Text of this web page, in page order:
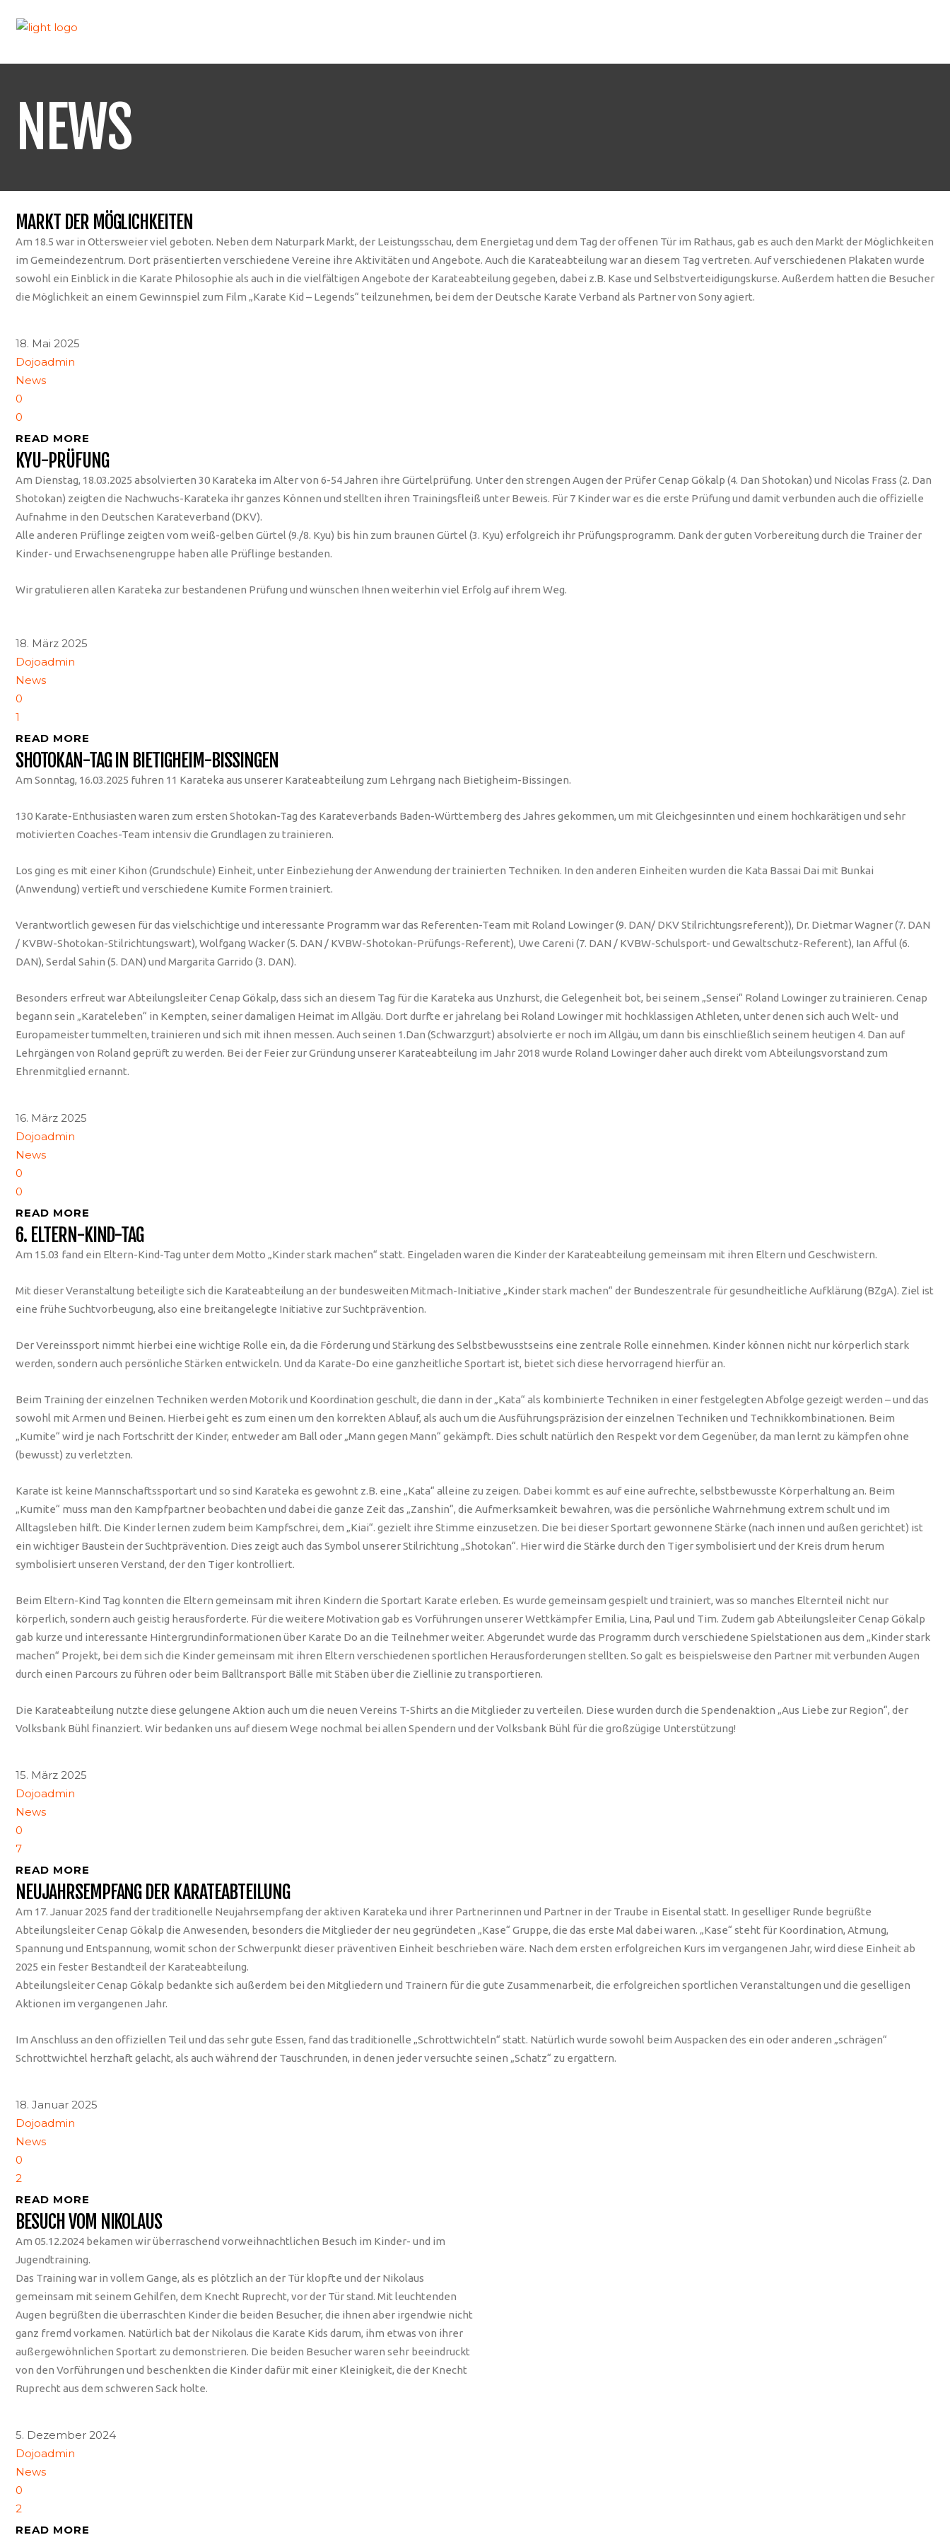
NEWS
MARKT DER MÖGLICHKEITEN
Am 18.5 war in Ottersweier viel geboten. Neben dem Naturpark Markt, der Leistungsschau, dem Energietag und dem Tag der offenen Tür im Rathaus, gab es auch den Markt der Möglichkeiten
im Gemeindezentrum. Dort präsentierten verschiedene Vereine ihre Aktivitäten und Angebote. Auch die Karateabteilung war an diesem Tag vertreten. Auf verschiedenen Plakaten wurde
sowohl ein Einblick in die Karate Philosophie als auch in die vielfältigen Angebote der Karateabteilung gegeben, dabei z.B. Kase und Selbstverteidigungskurse. Außerdem hatten die Besucher
die Möglichkeit an einem Gewinnspiel zum Film „Karate Kid – Legends“ teilzunehmen, bei dem der Deutsche Karate Verband als Partner von Sony agiert.
18. Mai 2025
Dojoadmin
News
0
0
READ MORE
KYU-PRÜFUNG
Am Dienstag, 18.03.2025 absolvierten 30 Karateka im Alter von 6-54 Jahren ihre Gürtelprüfung. Unter den strengen Augen der Prüfer Cenap Gökalp (4. Dan Shotokan) und Nicolas Frass (2. Dan
Shotokan) zeigten die Nachwuchs-Karateka ihr ganzes Können und stellten ihren Trainingsfleiß unter Beweis. Für 7 Kinder war es die erste Prüfung und damit verbunden auch die offizielle
Aufnahme in den Deutschen Karateverband (DKV).
Alle anderen Prüflinge zeigten vom weiß-gelben Gürtel (9./8. Kyu) bis hin zum braunen Gürtel (3. Kyu) erfolgreich ihr Prüfungsprogramm. Dank der guten Vorbereitung durch die Trainer der
Kinder- und Erwachsenengruppe haben alle Prüflinge bestanden.
Wir gratulieren allen Karateka zur bestandenen Prüfung und wünschen Ihnen weiterhin viel Erfolg auf ihrem Weg.
18. März 2025
Dojoadmin
News
0
1
READ MORE
SHOTOKAN-TAG IN BIETIGHEIM-BISSINGEN
Am Sonntag, 16.03.2025 fuhren 11 Karateka aus unserer Karateabteilung zum Lehrgang nach Bietigheim-Bissingen.
130 Karate-Enthusiasten waren zum ersten Shotokan-Tag des Karateverbands Baden-Württemberg des Jahres gekommen, um mit Gleichgesinnten und einem hochkarätigen und sehr
motivierten Coaches-Team intensiv die Grundlagen zu trainieren.
Los ging es mit einer Kihon (Grundschule) Einheit, unter Einbeziehung der Anwendung der trainierten Techniken. In den anderen Einheiten wurden die Kata Bassai Dai mit Bunkai
(Anwendung) vertieft und verschiedene Kumite Formen trainiert.
Verantwortlich gewesen für das vielschichtige und interessante Programm war das Referenten-Team mit Roland Lowinger (9. DAN/ DKV Stilrichtungsreferent)), Dr. Dietmar Wagner (7. DAN
/ KVBW-Shotokan-Stilrichtungswart), Wolfgang Wacker (5. DAN / KVBW-Shotokan-Prüfungs-Referent), Uwe Careni (7. DAN / KVBW-Schulsport- und Gewaltschutz-Referent), Ian Afful (6.
DAN), Serdal Sahin (5. DAN) und Margarita Garrido (3. DAN).
Besonders erfreut war Abteilungsleiter Cenap Gökalp, dass sich an diesem Tag für die Karateka aus Unzhurst, die Gelegenheit bot, bei seinem „Sensei“ Roland Lowinger zu trainieren. Cenap
begann sein „Karateleben“ in Kempten, seiner damaligen Heimat im Allgäu. Dort durfte er jahrelang bei Roland Lowinger mit hochklassigen Athleten, unter denen sich auch Welt- und
Europameister tummelten, trainieren und sich mit ihnen messen. Auch seinen 1.Dan (Schwarzgurt) absolvierte er noch im Allgäu, um dann bis einschließlich seinem heutigen 4. Dan auf
Lehrgängen von Roland geprüft zu werden. Bei der Feier zur Gründung unserer Karateabteilung im Jahr 2018 wurde Roland Lowinger daher auch direkt vom Abteilungsvorstand zum
Ehrenmitglied ernannt.
16. März 2025
Dojoadmin
News
0
0
READ MORE
6. ELTERN-KIND-TAG
Am 15.03 fand ein Eltern-Kind-Tag unter dem Motto „Kinder stark machen“ statt. Eingeladen waren die Kinder der Karateabteilung gemeinsam mit ihren Eltern und Geschwistern.
Mit dieser Veranstaltung beteiligte sich die Karateabteilung an der bundesweiten Mitmach-Initiative „Kinder stark machen“ der Bundeszentrale für gesundheitliche Aufklärung (BZgA). Ziel ist
eine frühe Suchtvorbeugung, also eine breitangelegte Initiative zur Suchtprävention.
Der Vereinssport nimmt hierbei eine wichtige Rolle ein, da die Förderung und Stärkung des Selbstbewusstseins eine zentrale Rolle einnehmen. Kinder können nicht nur körperlich stark
werden, sondern auch persönliche Stärken entwickeln. Und da Karate-Do eine ganzheitliche Sportart ist, bietet sich diese hervorragend hierfür an.
Beim Training der einzelnen Techniken werden Motorik und Koordination geschult, die dann in der „Kata“ als kombinierte Techniken in einer festgelegten Abfolge gezeigt werden – und das
sowohl mit Armen und Beinen. Hierbei geht es zum einen um den korrekten Ablauf, als auch um die Ausführungspräzision der einzelnen Techniken und Technikkombinationen. Beim
„Kumite“ wird je nach Fortschritt der Kinder, entweder am Ball oder „Mann gegen Mann“ gekämpft. Dies schult natürlich den Respekt vor dem Gegenüber, da man lernt zu kämpfen ohne
(bewusst) zu verletzten.
Karate ist keine Mannschaftssportart und so sind Karateka es gewohnt z.B. eine „Kata“ alleine zu zeigen. Dabei kommt es auf eine aufrechte, selbstbewusste Körperhaltung an. Beim
„Kumite“ muss man den Kampfpartner beobachten und dabei die ganze Zeit das „Zanshin“, die Aufmerksamkeit bewahren, was die persönliche Wahrnehmung extrem schult und im
Alltagsleben hilft. Die Kinder lernen zudem beim Kampfschrei, dem „Kiai“. gezielt ihre Stimme einzusetzen. Die bei dieser Sportart gewonnene Stärke (nach innen und außen gerichtet) ist
ein wichtiger Baustein der Suchtprävention. Dies zeigt auch das Symbol unserer Stilrichtung „Shotokan“. Hier wird die Stärke durch den Tiger symbolisiert und der Kreis drum herum
symbolisiert unseren Verstand, der den Tiger kontrolliert.
Beim Eltern-Kind Tag konnten die Eltern gemeinsam mit ihren Kindern die Sportart Karate erleben. Es wurde gemeinsam gespielt und trainiert, was so manches Elternteil nicht nur
körperlich, sondern auch geistig herausforderte. Für die weitere Motivation gab es Vorführungen unserer Wettkämpfer Emilia, Lina, Paul und Tim. Zudem gab Abteilungsleiter Cenap Gökalp
gab kurze und interessante Hintergrundinformationen über Karate Do an die Teilnehmer weiter. Abgerundet wurde das Programm durch verschiedene Spielstationen aus dem „Kinder stark
machen“ Projekt, bei dem sich die Kinder gemeinsam mit ihren Eltern verschiedenen sportlichen Herausforderungen stellten. So galt es beispielsweise den Partner mit verbunden Augen
durch einen Parcours zu führen oder beim Balltransport Bälle mit Stäben über die Ziellinie zu transportieren.
Die Karateabteilung nutzte diese gelungene Aktion auch um die neuen Vereins T-Shirts an die Mitglieder zu verteilen. Diese wurden durch die Spendenaktion „Aus Liebe zur Region“, der
Volksbank Bühl finanziert. Wir bedanken uns auf diesem Wege nochmal bei allen Spendern und der Volksbank Bühl für die großzügige Unterstützung!
15. März 2025
Dojoadmin
News
0
7
READ MORE
NEUJAHRSEMPFANG DER KARATEABTEILUNG
Am 17. Januar 2025 fand der traditionelle Neujahrsempfang der aktiven Karateka und ihrer Partnerinnen und Partner in der Traube in Eisental statt. In geselliger Runde begrüßte
Abteilungsleiter Cenap Gökalp die Anwesenden, besonders die Mitglieder der neu gegründeten „Kase“ Gruppe, die das erste Mal dabei waren. „Kase“ steht für Koordination, Atmung,
Spannung und Entspannung, womit schon der Schwerpunkt dieser präventiven Einheit beschrieben wäre. Nach dem ersten erfolgreichen Kurs im vergangenen Jahr, wird diese Einheit ab
2025 ein fester Bestandteil der Karateabteilung.
Abteilungsleiter Cenap Gökalp bedankte sich außerdem bei den Mitgliedern und Trainern für die gute Zusammenarbeit, die erfolgreichen sportlichen Veranstaltungen und die geselligen
Aktionen im vergangenen Jahr.
Im Anschluss an den offiziellen Teil und das sehr gute Essen, fand das traditionelle „Schrottwichteln“ statt. Natürlich wurde sowohl beim Auspacken des ein oder anderen „schrägen“
Schrottwichtel herzhaft gelacht, als auch während der Tauschrunden, in denen jeder versuchte seinen „Schatz“ zu ergattern.
18. Januar 2025
Dojoadmin
News
0
2
READ MORE
BESUCH VOM NIKOLAUS
Am 05.12.2024 bekamen wir überraschend vorweihnachtlichen Besuch im Kinder- und im
Jugendtraining.
Das Training war in vollem Gange, als es plötzlich an der Tür klopfte und der Nikolaus
gemeinsam mit seinem Gehilfen, dem Knecht Ruprecht, vor der Tür stand. Mit leuchtenden
Augen begrüßten die überraschten Kinder die beiden Besucher, die ihnen aber irgendwie nicht
ganz fremd vorkamen. Natürlich bat der Nikolaus die Karate Kids darum, ihm etwas von ihrer
außergewöhnlichen Sportart zu demonstrieren. Die beiden Besucher waren sehr beeindruckt
von den Vorführungen und beschenkten die Kinder dafür mit einer Kleinigkeit, die der Knecht
Ruprecht aus dem schweren Sack holte.
5. Dezember 2024
Dojoadmin
News
0
2
READ MORE